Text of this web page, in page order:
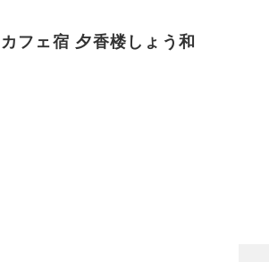
フェ宿 夕香楼しょう和